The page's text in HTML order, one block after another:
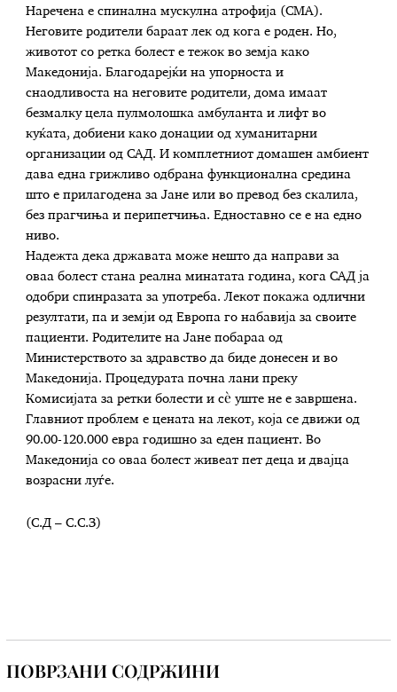
Наречена е спинална мускулна атрофија (СМА).
Неговите родители бараат лек од кога е роден. Но,
животот со ретка болест е тежок во земја како
Македонија. Благодарејќи на упорноста и
снаодливоста на неговите родители, дома имаат
безмалку цела пулмолошка амбуланта и лифт во
куќата, добиени како донации од хуманитарни
организации од САД. И комплетниот домашен амбиент
дава една грижливо одбрана функционална средина
што е прилагодена за Јане или во превод без скалила,
без прагчиња и перипетчиња. Едноставно се е на едно
ниво.
Надежта дека државата може нешто да направи за
оваа болест стана реална минатата година, кога САД ја
одобри спинразата за употреба. Лекот покажа одлични
резултати, па и земји од Европа го набавија за своите
пациенти. Родителите на Јане побараа од
Министерството за здравство да биде донесен и во
Македонија. Процедурата почна лани преку
Комисијата за ретки болести и сè уште не е завршена.
Главниот проблем е цената на лекот, која се движи од
90.00-120.000 евра годишно за еден пациент. Во
Македонија со оваа болест живеат пет деца и двајца
возрасни луѓе.
(С.Д – С.С.З)
ПОВРЗАНИ СОДРЖИНИ